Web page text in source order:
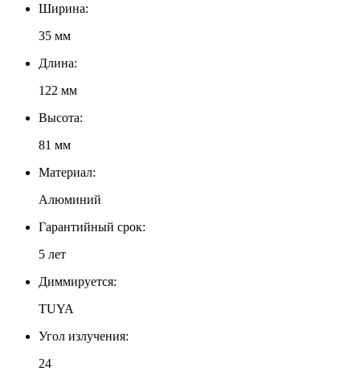
Ширина:
35 мм
Длина:
122 мм
Высота:
81 мм
Материал:
Алюминий
Гарантийный срок:
5 лет
Диммируется:
TUYA
Угол излучения:
24